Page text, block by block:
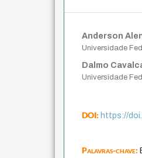
Anderson
Universidade
Dalmo
Universidade
DOI:https://
Palavras-chave: